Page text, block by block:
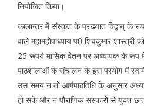
नियोजित किया।
कालान्तर में संस्कृत के प्रख्यात विद्वान् के
वाले महामहोपाध्याय प0ं शिवकुमार शास्त्री
25 रूपये मासिक वेतन पर अध्यापक के रूप में
पाठशालाओं के संचालन के इस प्रयोग में
उस समय न तो आर्षपाठविधि के अनुसार
हो सके और न पौराणिक संस्कारों से युक्त